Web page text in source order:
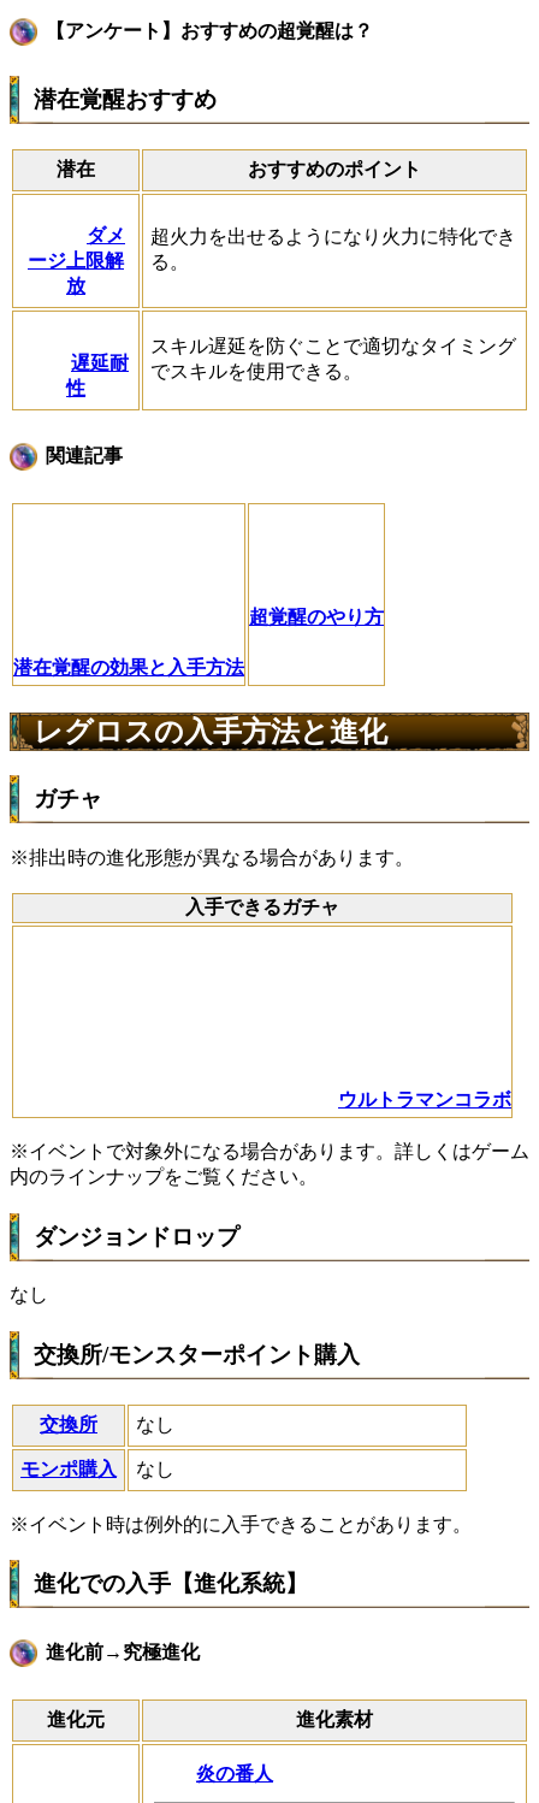
【アンケート】おすすめの超覚醒は？
潜在覚醒おすすめ
潜在 おすすめのポイント
ダメ
ージ上限解
放
超火力を出せるようになり火力に特化でき
る。
遅延耐
性
スキル遅延を防ぐことで適切なタイミング
でスキルを使用できる。
関連記事
潜在覚醒の効果と入手方法
超覚醒のやり方
レグロスの入手方法と進化
ガチャ
※排出時の進化形態が異なる場合があります。
入手できるガチャ
ウルトラマンコラボ
※イベントで対象外になる場合があります。詳しくはゲーム
内のラインナップをご覧ください。
ダンジョンドロップ
なし
交換所/モンスターポイント購入
交換所 なし
モンポ購入 なし
※イベント時は例外的に入手できることがあります。
進化での入手【進化系統】
進化前→究極進化
進化元 進化素材
炎の番人